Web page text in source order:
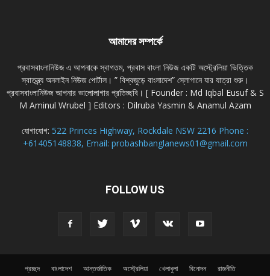
আমাদের সম্পর্কে
প্রবাসবাংলানিউজ এ আপনাকে স্বাগতম, প্রবাস বাংলা নিউজ একটি অস্ট্রেলিয়া ভিত্তিক
স্বাতন্ত্র্য অনলাইন নিউজ পোর্টাল। ” বিশ্বজুড়ে বাংলাদেশ” স্লোগানে যার যাত্রা শুরু।
প্রবাসবাংলানিউজ আপনার ভালোলাগার প্রতিচ্ছবি। [ Founder : Md Iqbal Eusuf & S
M Aminul Wrubel ] Editors : Dilruba Yasmin & Anamul Azam
যোগাযোগ: 522 Princes Highway, Rockdale NSW 2216 Phone :
+61405148838, Email: probashbanglanews01@gmail.com
FOLLOW US
প্রচ্ছদ বাংলাদেশ আন্তর্জাতিক অস্ট্রেলিয়া খেলাধুলা বিনোদন রাজনীতি